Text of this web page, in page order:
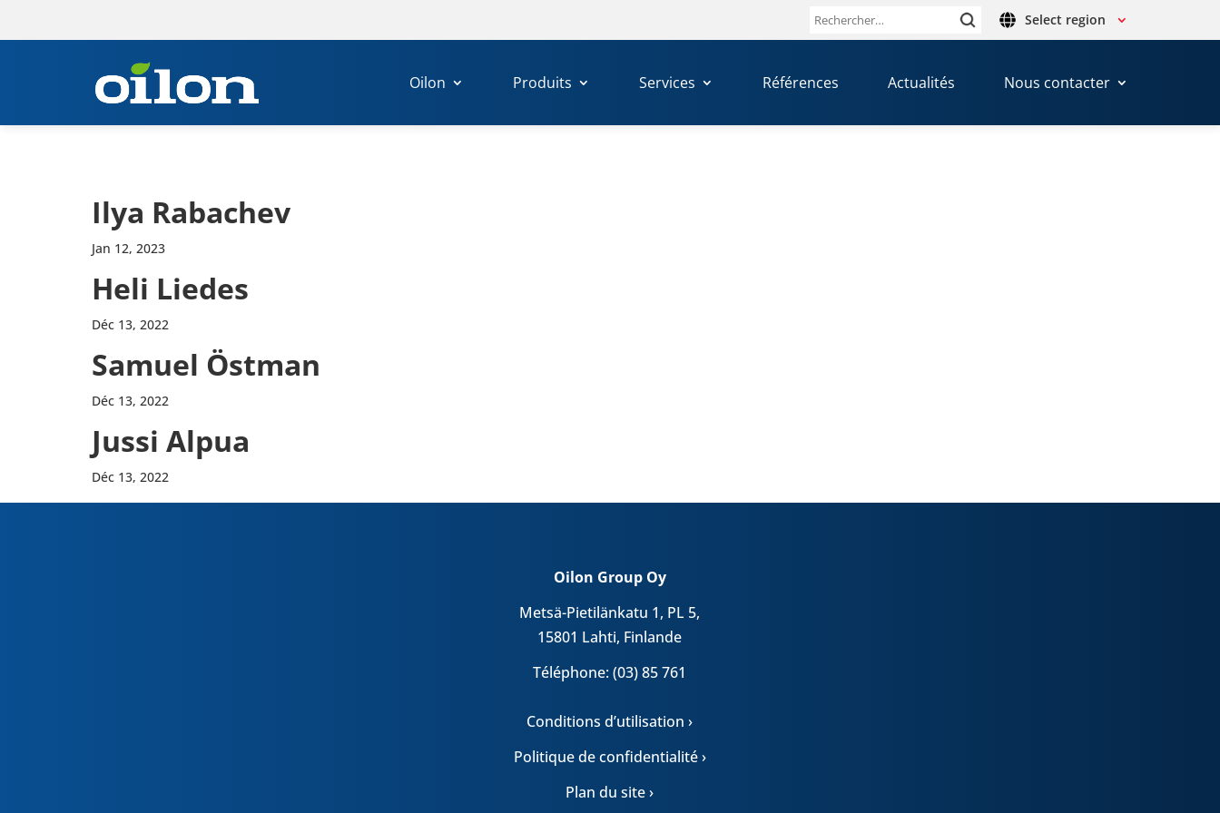
Rechercher : Select region
Oilon Produits Services Références Actualités Nous contacter
Ilya Raba­chev
Jan 12, 2023
Heli Liedes
Déc 13, 2022
Samuel Östman
Déc 13, 2022
Jussi Alpua
Déc 13, 2022
Oilon Group Oy
Metsä-Pietilänkatu 1, PL 5,
15801 Lahti, Finlande
Téléphone: (03) 85 761
Conditions d’utilisation ›
Politique de confidentialité ›
Plan du site ›